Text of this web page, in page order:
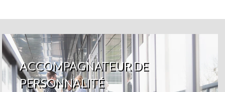
ACCOMPAGNATEUR DE
PERSONNALITÉ